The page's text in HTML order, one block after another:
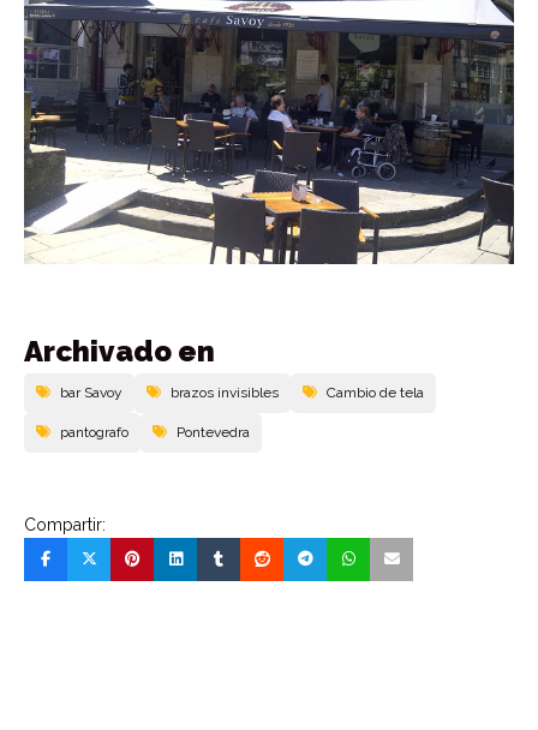
Archivado en
bar Savoy brazos invisibles Cambio de tela
pantografo Pontevedra
Compartir: